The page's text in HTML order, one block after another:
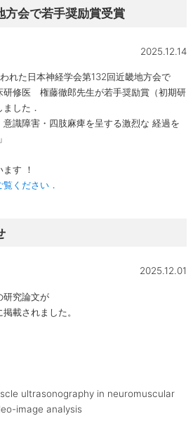
方会で若手奨励賞受賞
2025.12.14
れた日本神経学会第132回近畿地方会で
研修医 権藤徹郎先生が若手奨励賞（初期研
した．
識障害・四肢麻痺を呈する激烈な 経過を
す ！
ください．
2025.12.01
研究論文が
載されました。
ultrasonography in neuromuscular
image analysis